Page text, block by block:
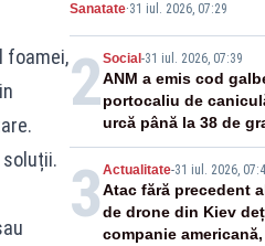
foamei,
proiectul Legii salarizării
Sanatate·31 iul. 2026, 07:29
2Social -31 iul. 2026, 07:39
ANM a emis cod
portocaliu de
urcă până la 38 de
devin tropicale
3 Actualitate-31 iul. 2026,
Atac fără precedent
de drone din Kiev
companie